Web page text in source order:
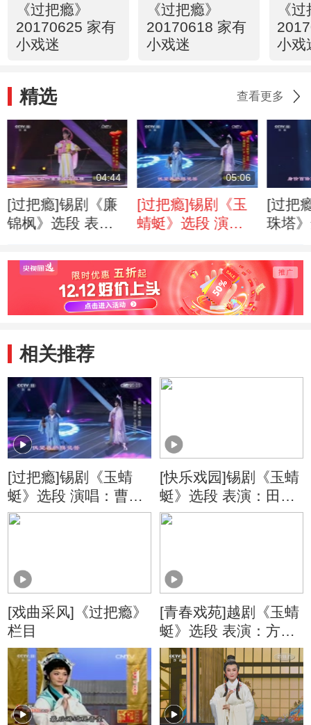
《过把瘾》
20170625 家有
小戏迷
《过把瘾》
20170618 家有
小戏迷
《
小戏
精选 查看更多
04:44
[过把瘾]锡剧《廉
锦枫》选段 表
05:06
[过把瘾]锡剧《玉
蜻蜓》选段 演
旸
[过把
珠塔
相关推荐
[过把瘾]锡剧《玉蜻
蜓》选段 演唱：曹媛
媛 等
[快乐戏园]锡剧《玉蜻
蜓》选段 表演：田诗
钰
[戏曲采风]《过把瘾》
栏目
[青春戏苑]越剧《玉蜻
蜓》选段 表演：方伶
俐